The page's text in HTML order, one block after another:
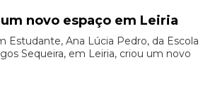
novo espaço em Leiria
Estudante, Ana Lúcia Pedro, da Escola
Sequeira, em Leiria, criou um novo